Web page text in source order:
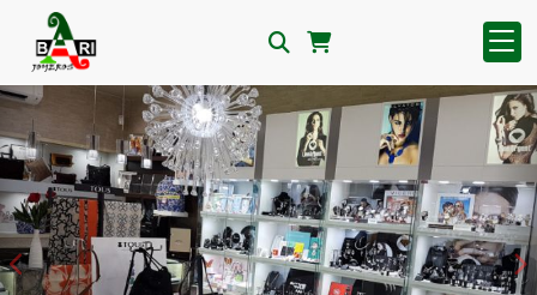
Anterior